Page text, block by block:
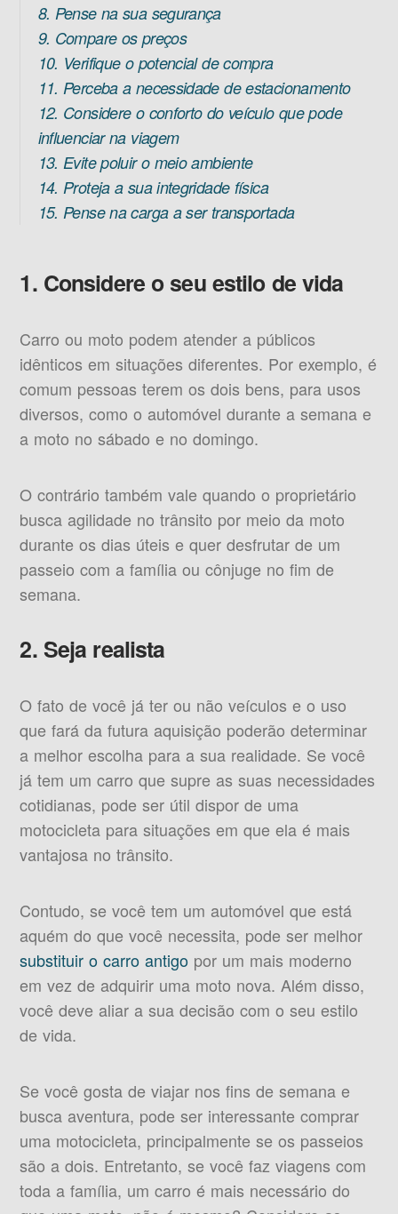
8. Pense na sua segurança
9. Compare os preços
10. Verifique o potencial de compra
11. Perceba a necessidade de estacionamento
12. Considere o conforto do veículo que pode
influenciar na viagem
13. Evite poluir o meio ambiente
14. Proteja a sua integridade física
15. Pense na carga a ser transportada
1. Considere o seu estilo de vida
Carro ou moto podem atender a públicos
idênticos em situações diferentes. Por exemplo, é
comum pessoas terem os dois bens, para usos
diversos, como o automóvel durante a semana e
a moto no sábado e no domingo.
O contrário também vale quando o proprietário
busca agilidade no trânsito por meio da moto
durante os dias úteis e quer desfrutar de um
passeio com a família ou cônjuge no fim de
semana.
2. Seja realista
O fato de você já ter ou não veículos e o uso
que fará da futura aquisição poderão determinar
a melhor escolha para a sua realidade. Se você
já tem um carro que supre as suas necessidades
cotidianas, pode ser útil dispor de uma
motocicleta para situações em que ela é mais
vantajosa no trânsito.
Contudo, se você tem um automóvel que está
aquém do que você necessita, pode ser melhor
substituir o carro antigo por um mais moderno
em vez de adquirir uma moto nova. Além disso,
você deve aliar a sua decisão com o seu estilo
de vida.
Se você gosta de viajar nos fins de semana e
busca aventura, pode ser interessante comprar
uma motocicleta, principalmente se os passeios
são a dois. Entretanto, se você faz viagens com
toda a família, um carro é mais necessário do